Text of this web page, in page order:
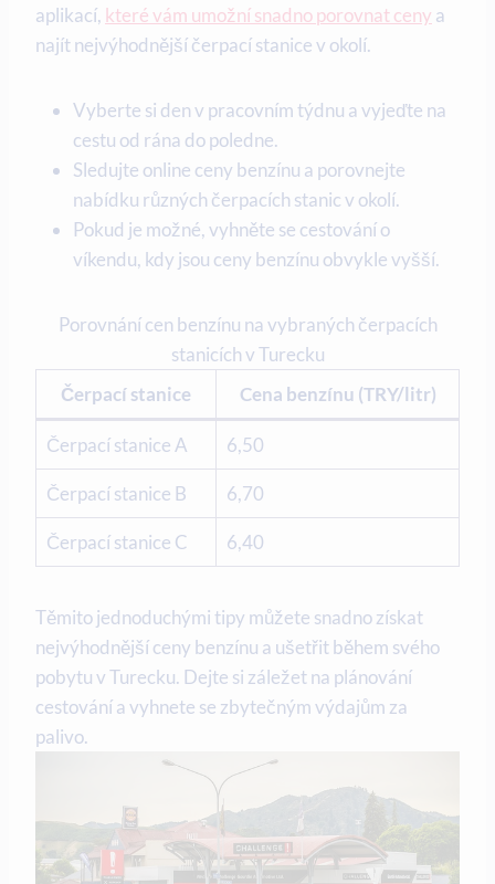
aplikací, které vám umožní snadno porovnat ceny a
najít nejvýhodnější čerpací stanice v okolí.
Vyberte si den v pracovním týdnu a vyjeďte na
cestu od rána do poledne.
Sledujte online ceny benzínu a porovnejte
nabídku různých čerpacích stanic v okolí.
Pokud je možné, vyhněte se cestování o
víkendu, kdy jsou ceny benzínu obvykle vyšší.
Porovnání cen benzínu na vybraných čerpacích
stanicích v Turecku
Čerpací stanice
Cena benzínu (TRY/litr)
Čerpací stanice A 6,50
Čerpací stanice B 6,70
Čerpací stanice C 6,40
Těmito jednoduchými tipy můžete snadno získat
nejvýhodnější ceny benzínu a ušetřit během svého
pobytu v Turecku. Dejte si záležet na plánování
cestování a vyhnete se zbytečným výdajům za
palivo.